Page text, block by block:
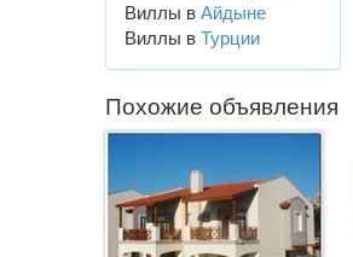
Виллы в Айдыне
Виллы в Турции
Похожие объявления